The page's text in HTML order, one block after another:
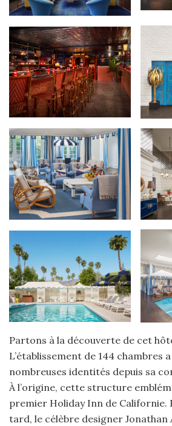
Partons à la découverte de cet
L’établissement de 144 chambres
nombreuses identités depuis sa
À l’origine, cette structure
premier Holiday Inn de Californie.
tard, le célèbre designer Jonathan